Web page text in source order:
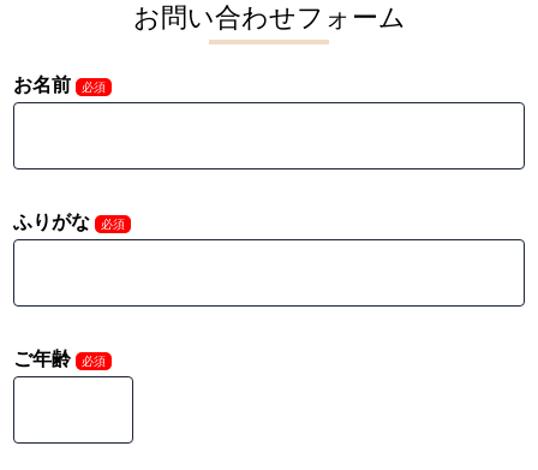
お問い合わせフォーム
お名前 必須
ふりがな 必須
ご年齢 必須